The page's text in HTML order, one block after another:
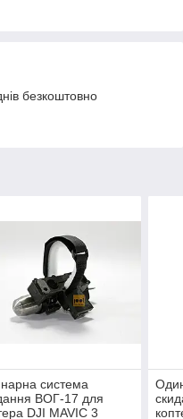
безкоштовно
система
ВОГ-17 для
DJI MAVIC 3